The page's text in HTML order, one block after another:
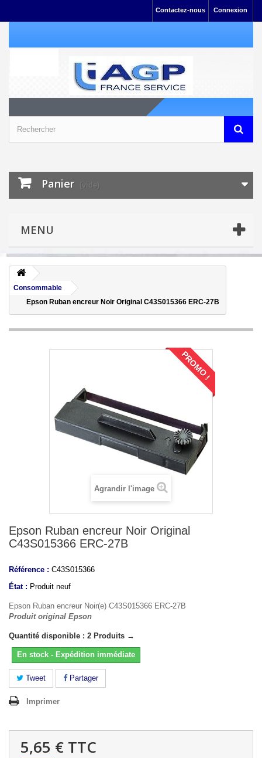
Connexion
Contactez-nous
Panier (vide)
MENU
Consommable
Epson Ruban encreur Noir Original C43S015366 ERC-27B
PROMO !
Agrandir l'image
Epson Ruban encreur Noir Original
C43S015366 ERC-27B
Référence : C43S015366
État : Produit neuf
Epson Ruban encreur Noir(e) C43S015366 ERC-27B
Produit original Epson
Quantité disponible : 2 Produits →
En stock - Expédition immédiate
Tweet Partager
Imprimer
5,65 € TTC